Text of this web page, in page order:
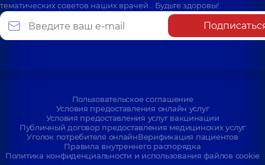
тематических советов наших врачей… Будьте здоровы!
Пользовательское соглашение
Условия предоставления онлайн услуг
Условия предоставления услуг вакцинации
Публичный договор предоставления медицинских услуг
Уголок потребителя онлайнВерификация пациентов
Правила внутреннего распорядка
Политика конфиденциальности и использования файлов cookie